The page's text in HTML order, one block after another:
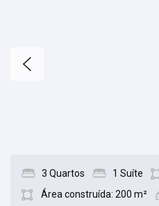
3 Quartos 1 Suíte
Área construída: 200 m²